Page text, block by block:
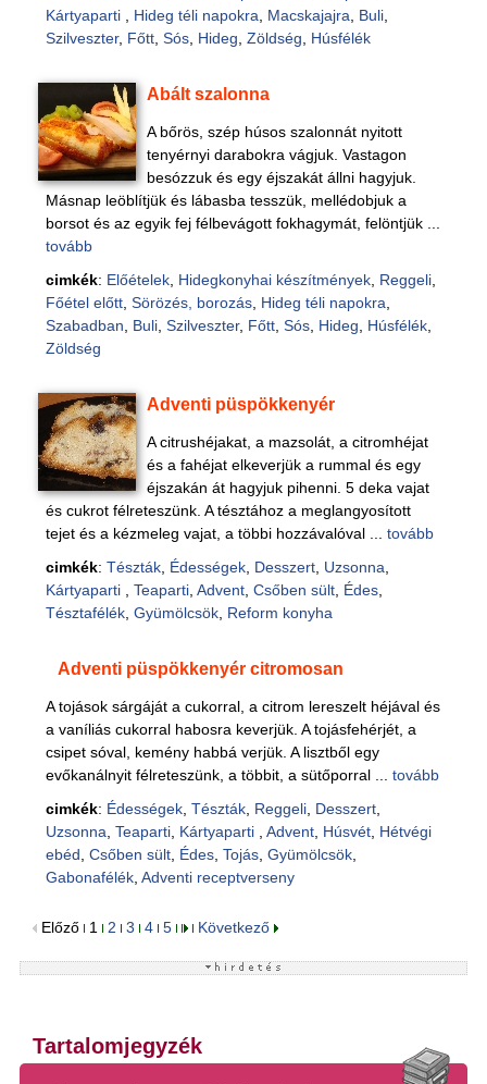
Kártyaparti
Hideg téli napokra Macskajajra Buli,
Szilveszter, Főtt, Sós, Hideg Zöldség Húsfélék
Abált szalonna
A bőrös, szép húsos szalonnát nyitott
tenyérnyi darabokra vágjuk. Vastagon
besózzuk és egy éjszakát állni hagyjuk.
Másnap leöblítjük és lábasba tesszük, mellédobjuk a
borsot és az egyik fej félbevágott fokhagymát, felöntjük ...
tovább
cimkék: Előételek, Hidegkonyhai készítmények, Reggeli,
Főétel előtt, Sörözés, borozás, Hideg téli napokra
Szabadban
Buli, Szilveszter, Főtt, Sós, Hideg Húsfélék,
Zöldség
Adventi püspökkenyér
A citrushéjakat, a mazsolát, a citromhéjat
és a fahéjat elkeverjük a rummal és egy
éjszakán át hagyjuk pihenni. 5 deka vajat
és cukrot félreteszünk. A tésztához a meglangyosított
tejet és a kézmeleg vajat, a többi hozzávalóval ... tovább
cimkék: Tészták, Édességek, Desszert, Uzsonna
Kártyaparti
Teaparti, Advent, Csőben sült, Édes,
Tésztafélék, Gyümölcsök, Reform konyha
Adventi püspökkenyér citromosan
A tojások sárgáját a cukorral, a citrom lereszelt héjával és
a vaníliás cukorral habosra keverjük. A tojásfehérjét, a
csipet sóval, kemény habbá verjük. A lisztből egy
evőkanálnyit félreteszünk, a többit, a sütőporral ... tovább
cimkék: Édességek, Tészták, Reggeli, Desszert,
Uzsonna Teaparti, Kártyaparti Advent, Húsvét, Hétvégi
ebéd Csőben sült, Édes, Tojás, Gyümölcsök,
Gabonafélék, Adventi receptverseny
Előző 1 2 3 4 5 Következő
Tartalomjegyzék